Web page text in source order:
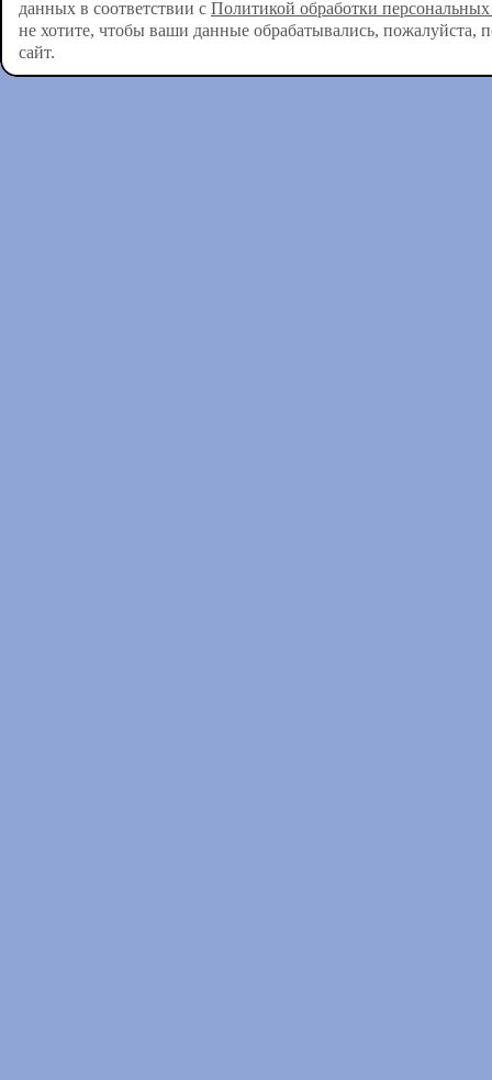
данных в соответствии с Политикой обработки
не хотите, чтобы ваши данные обрабатывались, пожалуйста,
сайт.